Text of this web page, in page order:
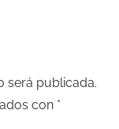
será publicada.
con *